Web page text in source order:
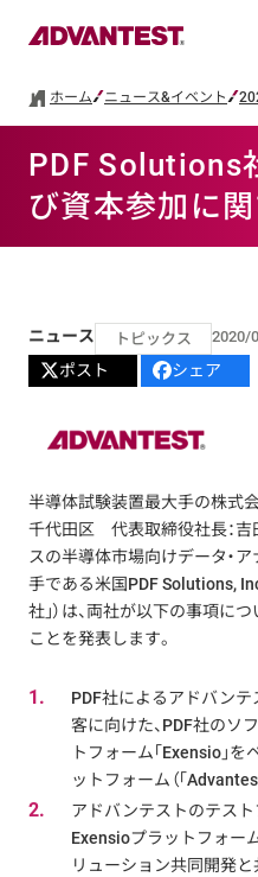
ホーム ニュース&イベント
PDF Solutions
び資本参加に
ニュース トピックス 2020/
ポスト シェア
半導体試験装置最大手の株式
千代田区 代表取締役社長：吉
スの半導体市場向けデータ・
手である米国PDF Solutions,
社」）は、両社が以下の事項に
ことを発表します。
1.
PDF社によるアドバン
客に向けた、PDF社のソ
トフォーム「Exensio」
ットフォーム（「
2.
アドバンテストのテス
Exensioプラットフォー
リューション共同開発と